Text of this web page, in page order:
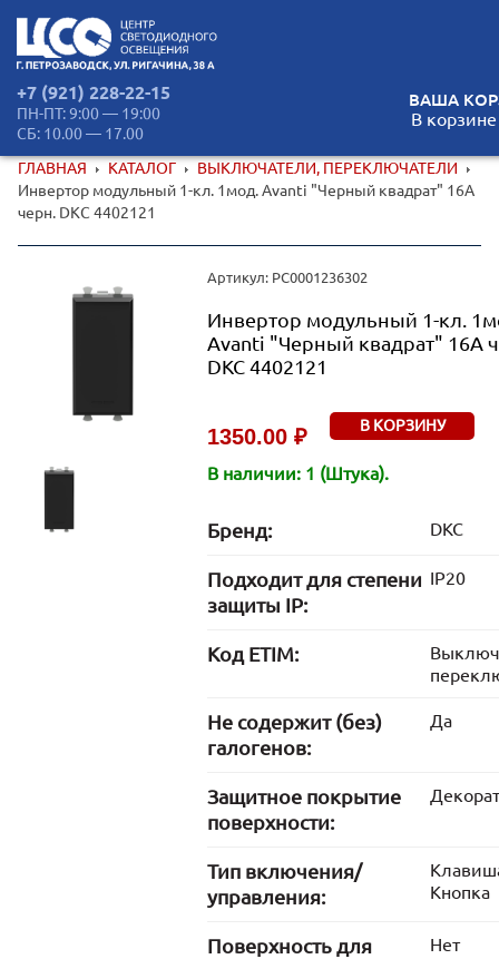
+7 (921) 228-22-15
ПН-ПТ: 9:00 — 19:00
СБ: 10.00 — 17.00
ВАША
В корзине
ГЛАВНАЯ КАТАЛОГ
ВЫКЛЮЧАТЕЛИ, ПЕРЕКЛЮЧАТЕЛИ
Инвертор модульный 1-кл. 1мод. Avanti "Черный квадрат" 16А
черн. DKC 4402121
Артикул: РС0001236302
Инвертор модульный 1-кл.
Avanti "Черный квадрат" 16А
DKC 4402121
1350.00 ₽ В КОРЗИНУ
В наличии: 1 (Штука).
Бренд: DKC
Подходит для степени
защиты IP:
IP20
Код ETIM:
Не содержит (без)
галогенов:
Да
Защитное покрытие
поверхности:
Тип включения/
управления:
Кнопка
Поверхность для
Нет